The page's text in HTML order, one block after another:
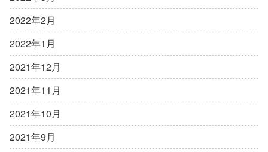
2022年2月
2022年1月
2021年12月
2021年11月
2021年10月
2021年9月